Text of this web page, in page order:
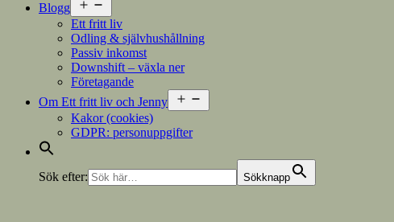
Blogg
meny
Ett fritt liv
Odling & självhushållning
Passiv inkomst
Downshift – växla ner
Företagande
Om Ett fritt liv och Jenny
meny
Kakor (cookies)
GDPR: personuppgifter
Sök efter: Sökknapp